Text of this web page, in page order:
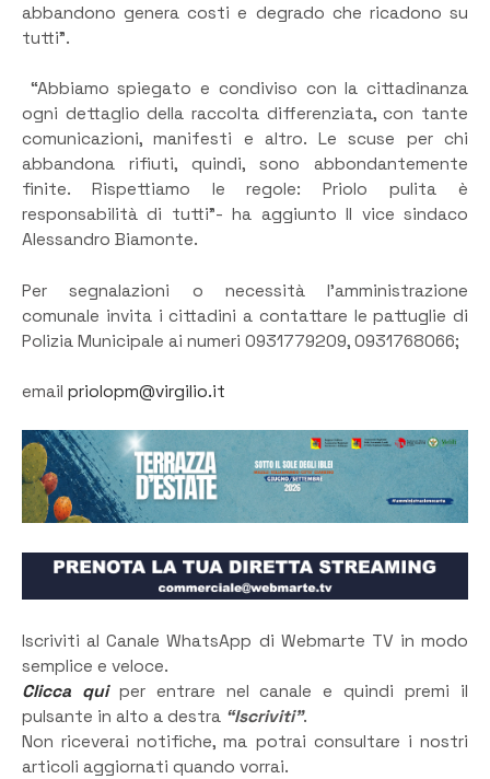
abbandono genera costi e degrado che ricadono su
tutti”.
“Abbiamo spiegato e condiviso con la cittadinanza
ogni dettaglio della raccolta differenziata, con tante
comunicazioni, manifesti e altro. Le scuse per chi
abbandona rifiuti, quindi, sono abbondantemente
finite. Rispettiamo le regole: Priolo pulita è
responsabilità di tutti”- ha aggiunto Il vice sindaco
Alessandro Biamonte.
Per segnalazioni o necessità l’amministrazione
comunale invita i cittadini a contattare le pattuglie di
Polizia Municipale ai numeri 0931779209, 0931768066;
email priolopm@virgilio.it
Iscriviti al Canale WhatsApp di Webmarte TV in modo
semplice e veloce.
Clicca quiper entrare nel canale e quindi premi il
pulsante in alto a destra “Iscriviti”.
Non riceverai notifiche, ma potrai consultare i nostri
articoli aggiornati quando vorrai.